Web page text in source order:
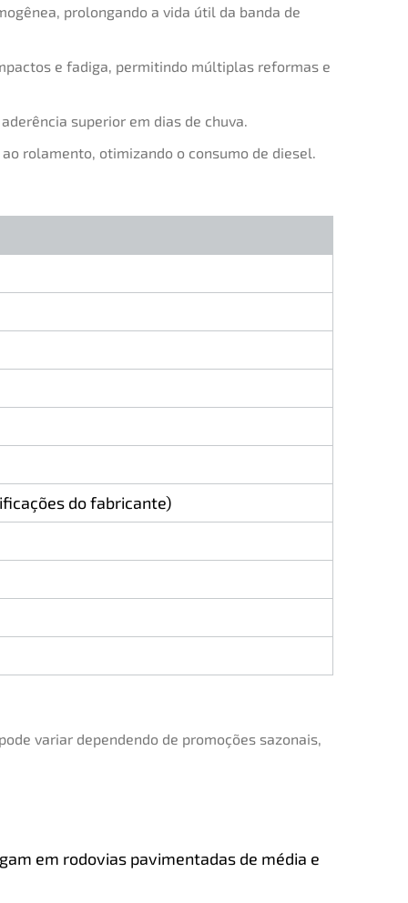
prolongando a vida útil da banda de
e fadiga, permitindo múltiplas reformas e
superior em dias de chuva.
rolamento, otimizando o consumo de diesel.
do fabricante)
variar dependendo de promoções sazonais,
em rodovias pavimentadas de média e